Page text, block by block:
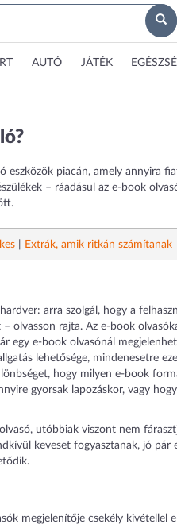
AUTÓ JÁTÉK
eszközök piacán, amely annyira
– ráadásul az e-book
Extrák, amik ritkán számítanak
arra szolgál, hogy a
olvasson rajta. Az e-book
egy e-book olvasónál
lehetősége, mindenesetre
hogy milyen e-book
gyorsak lapozáskor, vagy
utóbbiak viszont nem
keveset fogyasztanak, jó
megjelenítője csekély